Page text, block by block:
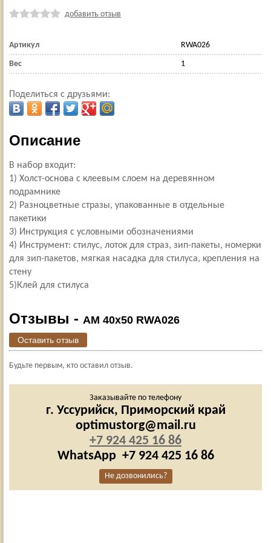
добавить отзыв
Артикул RWA026
Вес 1
Поделиться с друзьями:
Описание
В набор входит:
1) Холст-основа с клеевым слоем на деревянном
подрамнике
2) Разноцветные стразы, упакованные в отдельные
пакетики
3) Инструкция с условными обозначениями
4) Инструмент: стилус, лоток для страз, зип-пакеты, номерки
для зип-пакетов, мягкая насадка для стилуса, крепления на
стену
5)Клей для стилуса
Отзывы - AM 40x50 RWA026
Оставить отзыв
Будьте первым, кто оставил отзыв.
Заказывайте по телефону
г. Уссурийск, Приморский край
optimustorg@mail.ru
+7 924 425 16 86
WhatsApp +7 924 425 16 86
Не дозвонились?